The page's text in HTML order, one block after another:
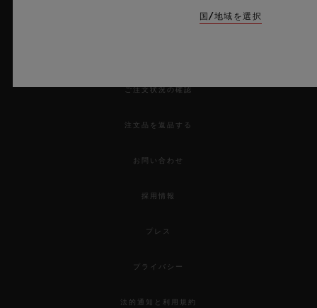
ご注文状況の確認
注文品を返品する
お問い合わせ
採用情報
プレス
プライバシー
法的通知と利用規約
国/地域を選択